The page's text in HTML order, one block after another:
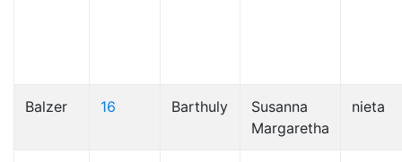
Balzer 16 Barthuly
Susanna
Margaretha
nieta